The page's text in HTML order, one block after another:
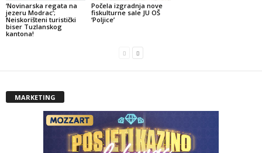
‘Novinarska regata na
jezeru Modrac’;
Neiskorišteni turistički
biser Tuzlanskog
kantona!
Počela izgradnja nove
fiskulturne sale JU OŠ
‘Poljice’
MARKETING